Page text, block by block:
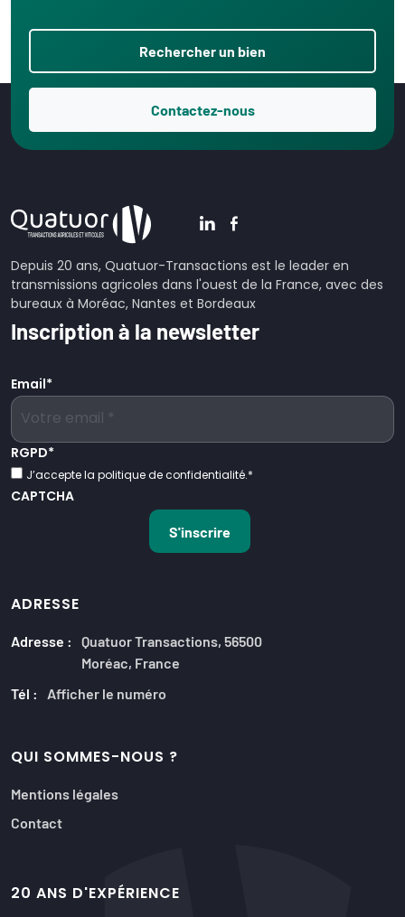
Rechercher un bien
Contactez-nous
Depuis 20 ans, Quatuor-Transactions est le leader en
transmissions agricoles dans l'ouest de la France, avec des
bureaux à Moréac, Nantes et Bordeaux
Inscription à la newsletter
Email*
RGPD*
J’accepte la politique de confidentialité.*
CAPTCHA
ADRESSE
Adresse : Quatuor Transactions, 56500
Moréac, France
Tél :
Afficher le numéro
QUI SOMMES-NOUS ?
Mentions légales
Contact
20 ANS D'EXPÉRIENCE